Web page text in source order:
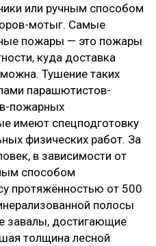
или ручным способом
мотыг. Самые
пожары — это пожары
куда доставка
Тушение таких
парашютистов-
пожарных
имеют спецподготовку
физических работ. За
в зависимости от
способом
протяжённостью от 500
полосы
завалы, достигающие
толщина лесной